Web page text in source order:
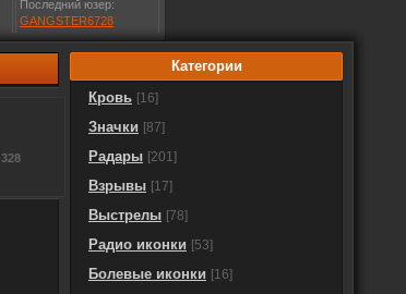
Последний юзер:
GANGSTER6728
328
Категории
Кровь [16]
Значки [87]
Радары [201]
Взрывы [17]
Выстрелы [78]
Радио иконки [53]
Болевые иконки [16]